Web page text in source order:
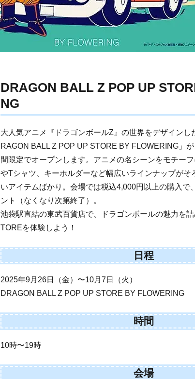
DRAGON BALL Z POP UP
NG
大人気アニメ『ドラゴンボールZ』の世界をデザインし
RAGON BALL Z POP UP STORE BY FLOWERING」
間限定でオープンします。アニメの名シーンをモチー
やTシャツ、キーホルダーなど幅広いラインナップがそ
いアイテムばかり。会場では税込4,000円以上の購入で
ント（なくなり次第終了）。
池袋駅直結の東武百貨店で、ドラゴンボールの魅力を
TOREを体験しよう！
日程
2025年9月26日（金）〜10月7日（火）
DRAGON BALL Z POP UP STORE BY FLOWERING
時間
10時〜19時
会場